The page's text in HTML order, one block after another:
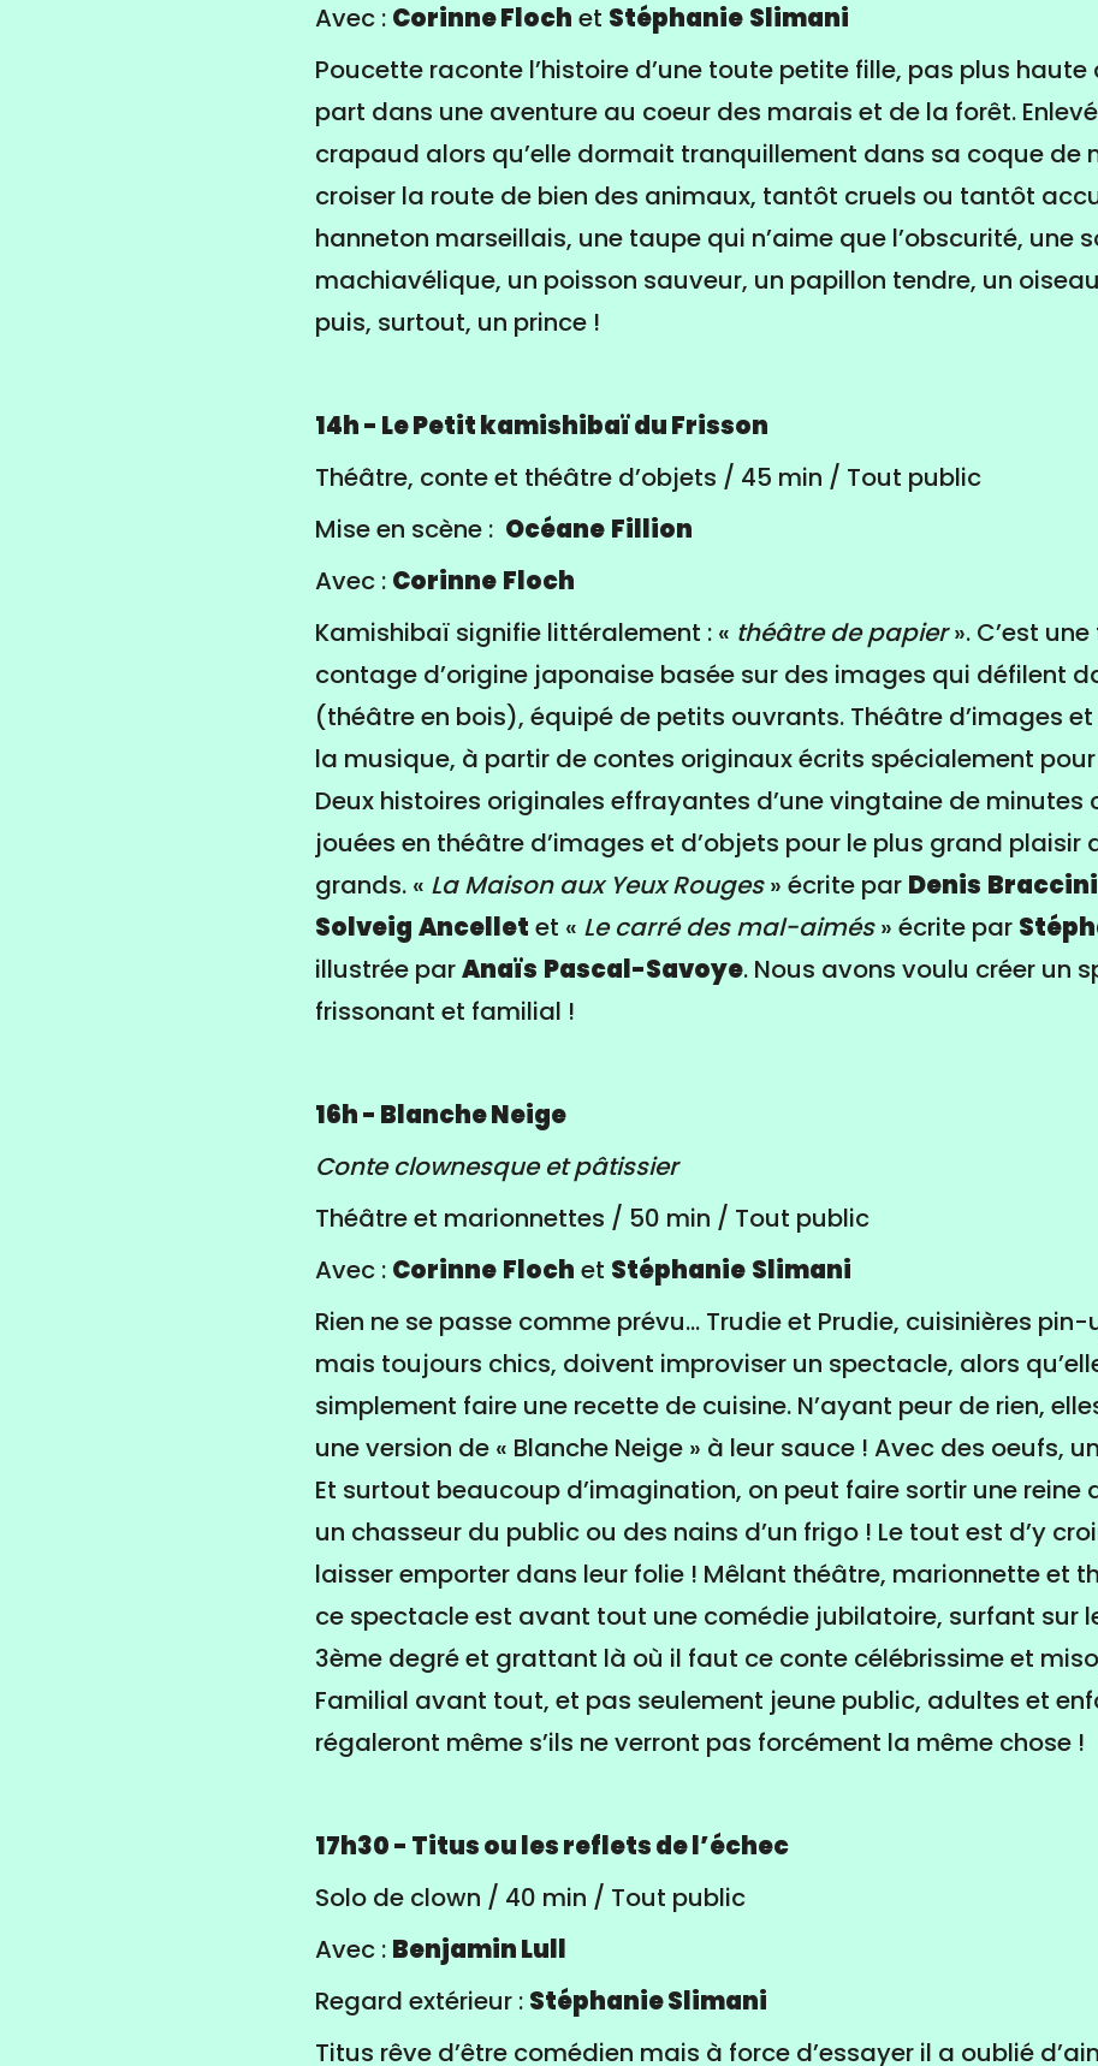
Avec : Corinne Floch et Stéphanie Slimani
Poucette raconte l’histoire d’une toute petite fille, pas plus haute
part dans une aventure au coeur des marais et de la forêt.
crapaud alors qu’elle dormait tranquillement dans sa coque de
croiser la route de bien des animaux, tantôt cruels ou tantôt
hanneton marseillais, une taupe qui n’aime que l’obscurité, une
machiavélique, un poisson sauveur, un papillon tendre, un
puis, surtout, un prince !
14h - Le Petit kamishibaï du Frisson
Théâtre, conte et théâtre d’objets / 45 min / Tout public
Mise en scène : Océane Fillion
Avec : Corinne Floch
Kamishibaï signifie littéralement : « théâtre de papier». C’est
contage d’origine japonaise basée sur des images qui défilent
(théâtre en bois), équipé de petits ouvrants. Théâtre d’images
la musique, à partir de contes originaux écrits spécialement
Deux histoires originales effrayantes d’une vingtaine de minutes
jouées en théâtre d’images et d’objets pour le plus grand plaisir
grands. « La Maison aux Yeux Rouges» écrite par Denis Braccini
Solveig Ancellet et « Le carré des mal-aimés» écrite par
illustrée parAnaïs Pascal-Savoye. Nous avons voulu créer un
frissonant et familial !
16h - Blanche Neige
Conte clownesque et pâtissier
Théâtre et marionnettes / 50 min / Tout public
Avec : Corinne Floch et Stéphanie Slimani
Rien ne se passe comme prévu… Trudie et Prudie, cuisinières
mais toujours chics, doivent improviser un spectacle, alors
simplement faire une recette de cuisine. N’ayant peur de rien,
une version de « Blanche Neige » à leur sauce ! Avec des oeufs,
Et surtout beaucoup d’imagination, on peut faire sortir une reine
un chasseur du public ou des nains d’un frigo ! Le tout est d’y
laisser emporter dans leur folie ! Mêlant théâtre, marionnette et
ce spectacle est avant tout une comédie jubilatoire, surfant sur
3ème degré et grattant là où il faut ce conte célébrissime et
Familial avant tout, et pas seulement jeune public, adultes et
régaleront même s’ils ne verront pas forcément la même chose !
17h30 - Titus ou les reflets de l’échec
Solo de clown / 40 min / Tout public
Avec : Benjamin Lull
Regard extérieur : Stéphanie Slimani
Titus rêve d’être comédien mais à force d’essayer il a oublié